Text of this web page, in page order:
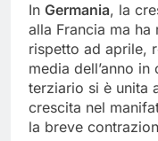
In Germania, la
alla Francia ma
rispetto ad aprile,
media dell’anno
terziario si è unita
crescita nel
la breve